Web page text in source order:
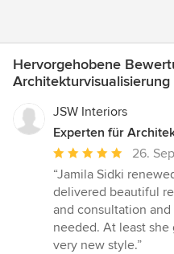
Hervorgehobene
Architekturvisualisierung
JSW Interiors
Experten für
Durchschnittliche
Bewertung:
5
von
5
Sternen
26.
“Jamila Sidki
delivered beautiful
and consultation
needed. At least
very new style.”